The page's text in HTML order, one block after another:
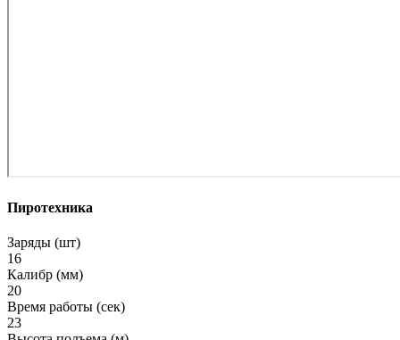
Пиротехника
Заряды (шт)
16
Калибр (мм)
20
Время работы (сек)
23